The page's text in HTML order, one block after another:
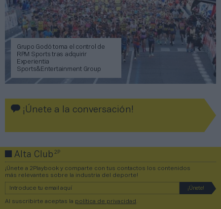
Grupo Godó toma el control de
RPM Sports tras adquirir
Experientia
Sports&Entertainment Group
¡Únete a la conversación!
Alta Club2P
¡Únete a 2Playbook y comparte con tus contactos los contenidos
más relevantes sobre la industria del deporte!
Al suscribirte aceptas la política de privacidad